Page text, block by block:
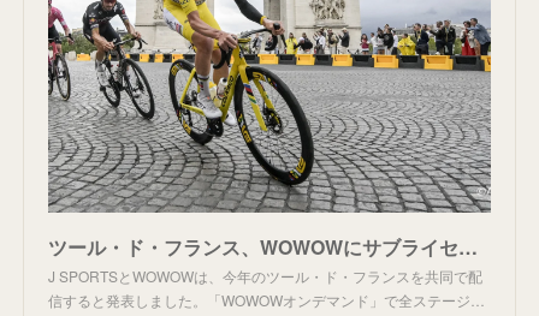
ツール・ド・フランス、WOWOWにサブライセンス
J SPORTSとWOWOWは、今年のツール・ド・フランスを共同で配
信すると発表しました。「WOWOWオンデマンド」で全ステージ…